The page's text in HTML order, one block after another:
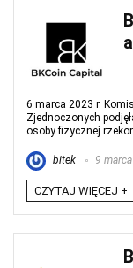
6 marca 2023 r.
Zjednoczonych
osoby fizycznej
bitek 9
CZYTAJ WIĘCEJ +